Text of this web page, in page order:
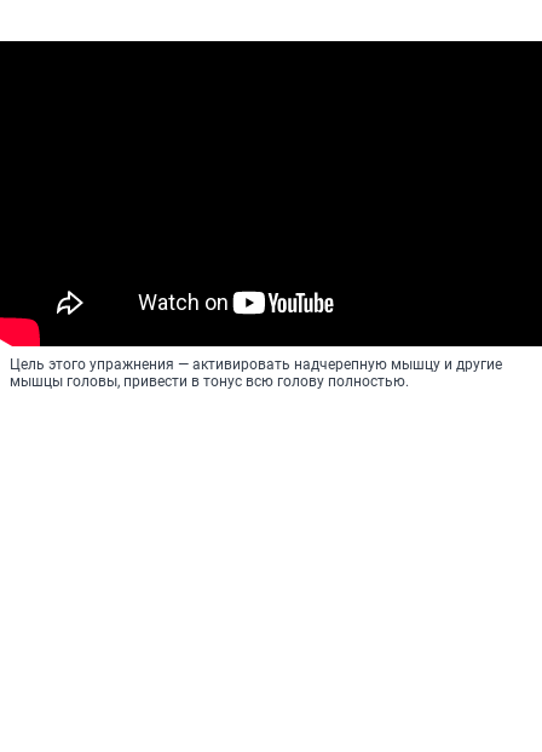
Цель этого упражнения — активировать надчерепную мышцу и другие
мышцы головы, привести в тонус всю голову полностью.